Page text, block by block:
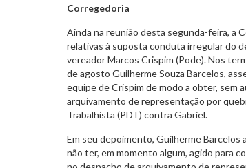
Corregedoria
Ainda na reunião desta segunda-feira, a
relativas à suposta conduta irregular do
vereador Marcos Crispim (Pode). Nos
de agosto Guilherme Souza Barcelos,
equipe de Crispim de modo a obter, sem
arquivamento de representação por
Trabalhista (PDT) contra Gabriel.
Em seu depoimento, Guilherme
não ter, em momento algum, agido para